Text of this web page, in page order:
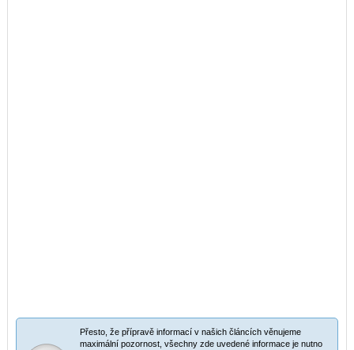
Přesto, že přípravě informací v našich článcích věnujeme
maximální pozornost, všechny zde uvedené informace je nutno